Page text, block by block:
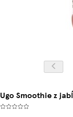
Ugo Smoothie z